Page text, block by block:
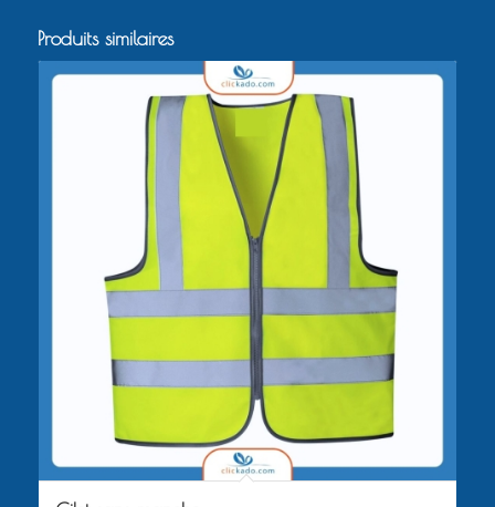
Produits similaires